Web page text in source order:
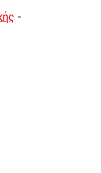
-